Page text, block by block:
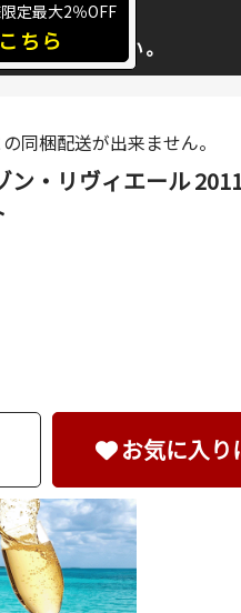
をご確認下さい。
同梱配送が出来ません。
・リヴィエール
お気に入り